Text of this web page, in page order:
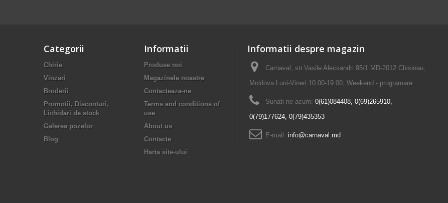
Categorii
Chirie
Vinzari
Broderii
Promotii, Disconturi,
Lichidari de stock
Galerea pozelor
Blog
Informatii
Produse noi
Magazinele noastre
Contacteaza-ne
Terms and conditions of
use
About us
Сontacte
Harta site-ului
Informatii despre magazin
Carnaval, str.Vasile Alecsandri 95/1 MD-2012 Chisinau,
Moldova Luni-Vineri 10:00-19:00, Weekend - programare
Sunati-ne acum: 0(61)084408, 0(69)265910,
0(79)177624, 0(79)435353
E-mail: info@carnaval.md